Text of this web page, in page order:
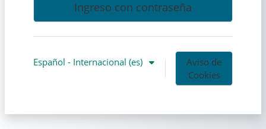
Ingreso con contraseña
Español - Internacional ‎(es)‎
Aviso de
Cookies